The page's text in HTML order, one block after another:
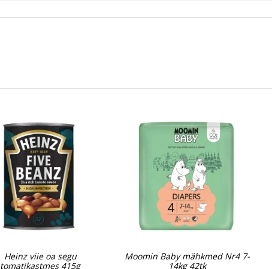
Heinz viie oa segu
tomatikastmes 415g
Moomin Baby mähkmed Nr4 7-
14kg 42tk